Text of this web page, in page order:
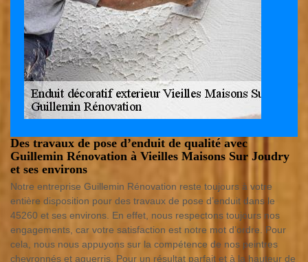
Des travaux de pose d’enduit de qualité avec
Guillemin Rénovation à Vieilles Maisons Sur Joudry
et ses environs
Notre entreprise Guillemin Rénovation reste toujours à votre
entière disposition pour des travaux de pose d’enduit dans le
45260 et ses environs. En effet, nous respectons toujours nos
engagements, car votre satisfaction est notre mot d’ordre. Pour
cela, nous nous appuyons sur la compétence de nos peintres
chevronnés et aguerris. Pour un résultat parfait et à la hauteur de